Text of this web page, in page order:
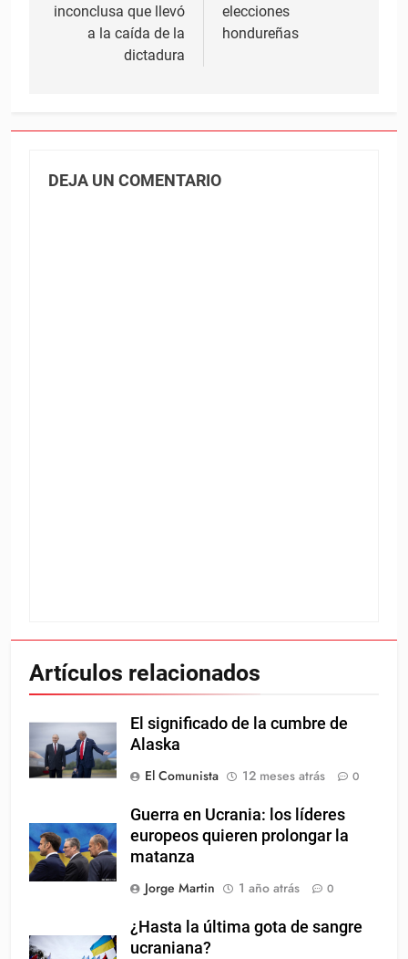
inconclusa que llevó
a la caída de la
dictadura
elecciones
hondureñas
DEJA UN COMENTARIO
Artículos relacionados
El significado de la cumbre de
Alaska
El Comunista
12 meses atrás 0
Guerra en Ucrania: los líderes
europeos quieren prolongar la
matanza
Jorge Martin
1 año atrás 0
¿Hasta la última gota de sangre
ucraniana?